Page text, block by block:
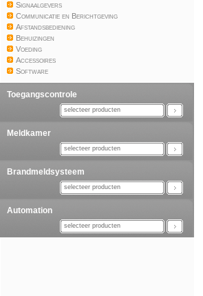
Signaalgevers
Communicatie en Berichtgeving
Afstandsbediening
Behuizingen
Voeding
Accessoires
Software
Toegangscontrole
selecteer producten
Meldkamer
selecteer producten
Brandmeldsysteem
selecteer producten
Automation
selecteer producten